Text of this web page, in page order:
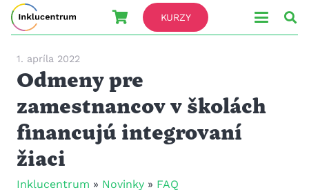
KURZY
1. apríla 2022
Odmeny pre
zamestnancov v školách
financujú integrovaní
žiaci
Inklucentrum » Novinky » FAQ